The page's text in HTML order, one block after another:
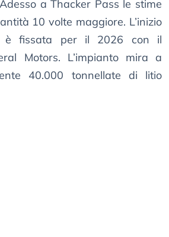
a Thacker Pass le stime
10 volte maggiore. L’inizio
è fissata per il 2026 con il
Motors. L’impianto mira a
40.000 tonnellate di litio